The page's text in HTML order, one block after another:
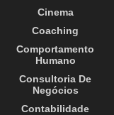
Cinema
Coaching
Comportamento
Humano
Consultoria De
Negócios
Contabilidade